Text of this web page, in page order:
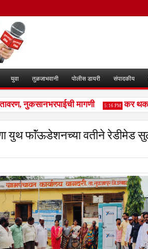
युवा तुळजाभवानी पोलीस डायरी संपादकीय
नुकसानभरपाईची मागणी 5:16 PM कर
युथ फाॅंऊडेशनच्या वतीने रेडीमेड